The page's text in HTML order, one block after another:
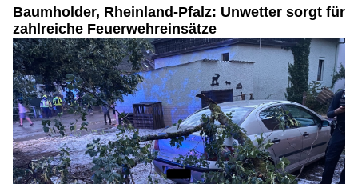
Baumholder, Rheinland-Pfalz: Unwetter sorgt für
zahlreiche Feuerwehreinsätze